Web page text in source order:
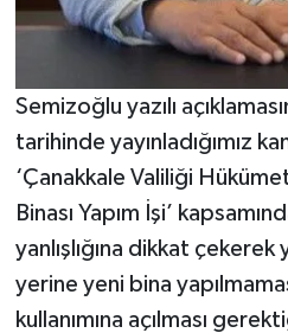
Semizoğlu yazılı
tarihinde yayınladığımız
‘Çanakkale Valiliği
Binası Yapım İşi’
yanlışlığına dikkat çekerek
yerine yeni bina
kullanımına açılması